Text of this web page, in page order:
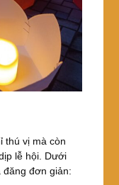
thú vị mà còn
lễ hội. Dưới
đơn giản: